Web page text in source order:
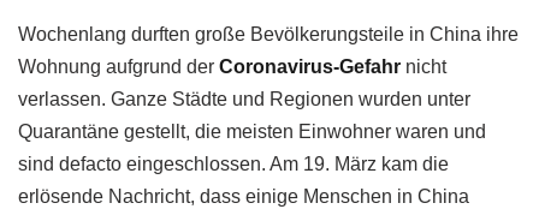
Wochenlang durften große Bevölkerungsteile in China ihre
Wohnung aufgrund der Coronavirus-Gefahr nicht
verlassen. Ganze Städte und Regionen wurden unter
Quarantäne gestellt, die meisten Einwohner waren und
sind defacto eingeschlossen. Am 19. März kam die
erlösende Nachricht, dass einige Menschen in China